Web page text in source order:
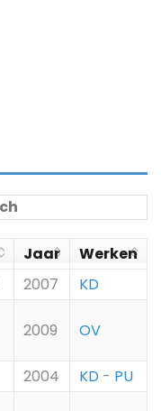
Jaar
Werken
2007 KD
2009 OV
2004 KD - PU